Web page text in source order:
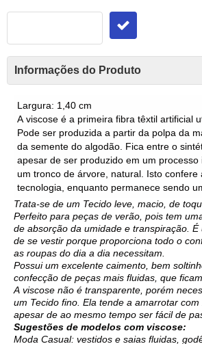
Informações do Produto
Largura: 1,40 cm
A viscose é a primeira fibra têxtil artificial
Pode ser produzida a partir da polpa da
da semente do algodão. Fica entre o
apesar de ser produzido em um
um tronco de árvore, natural. Isto confere
tecnologia, enquanto permanece sendo
Trata-se de um Tecido leve, macio, de
Perfeito para peças de verão, pois tem
de absorção da umidade e transpiração. É
de se vestir porque proporciona todo o
as roupas do dia a dia necessitam.
Possui um excelente caimento, bem
confecção de peças mais fluidas, que
A viscose não é transparente, porém
um Tecido fino. Ela tende a amarrotar com
apesar de ao mesmo tempo ser fácil de
Sugestões de modelos com viscose:
Moda Casual: vestidos e saias fluidas,